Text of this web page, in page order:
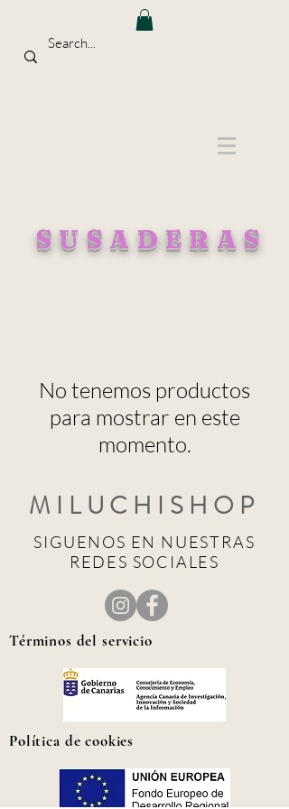
SUSADERAS
No tenemos productos
para mostrar en este
momento.
MILUCHISHOP
SIGUENOS EN NUESTRAS
REDES SOCIALES
Términos del servicio
Política de cookies